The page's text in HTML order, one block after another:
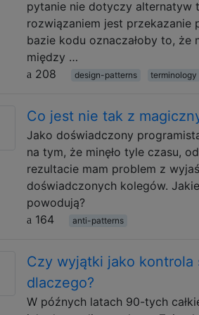
pytanie nie dotyczy alternatyw
rozwiązaniem jest przekazanie
bazie kodu oznaczałoby to, że
między …
208
design-patterns terminology
Co jest nie tak z
Jako doświadczony
na tym, że minęło tyle czasu,
rezultacie mam problem z
doświadczonych kolegów.
powodują?
164
anti-patterns
Czy wyjątki jako
dlaczego?
W późnych latach 90-tych